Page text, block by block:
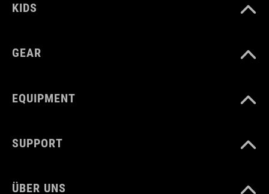
14 Liter
KIDS
GEAR
EQUIPMENT
SUPPORT
ÜBER UNS